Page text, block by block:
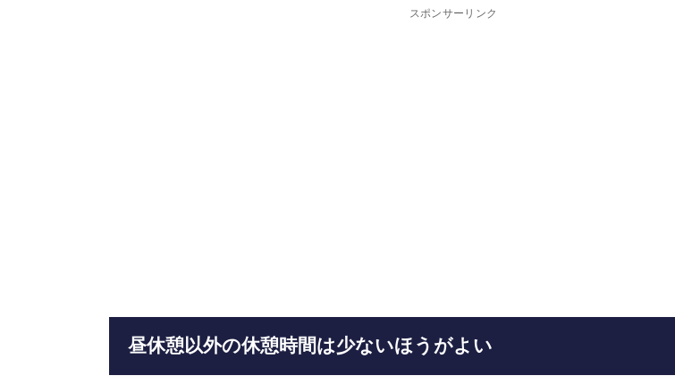
スポンサーリンク
昼休憩以外の休憩時間は少ないほうがよい